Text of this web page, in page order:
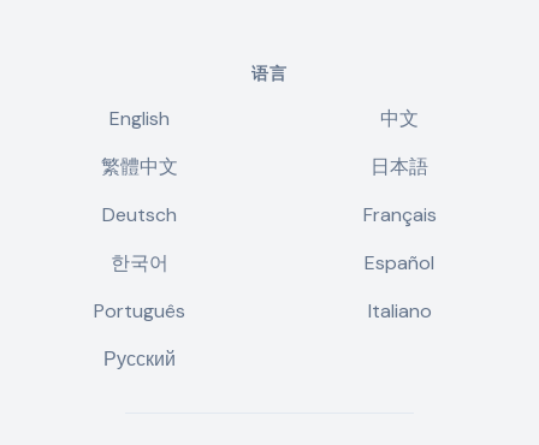
语言
English
中文
繁體中文
日本語
Deutsch
Français
한국어
Español
Português
Italiano
Русский